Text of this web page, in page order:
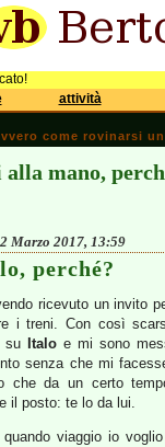
attività
come rovinarsi
alla mano,
Marzo 2017, 13:59
perché?
ricevuto un invito
i treni. Con così
su
Italoe mi sono
senza che mi
che da un certo
il posto: te lo da lui.
quando viaggio io